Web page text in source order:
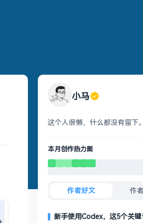
小马
这个人很懒，什么都没有留下。
本月创作热力图
作者好文 作
新手使用Codex，这5个关